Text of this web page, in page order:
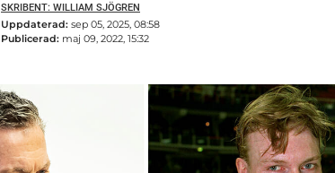
SKRIBENT: WILLIAM SJÖGREN
Uppdaterad: sep 05, 2025, 08:58
Publicerad: maj 09, 2022, 15:32